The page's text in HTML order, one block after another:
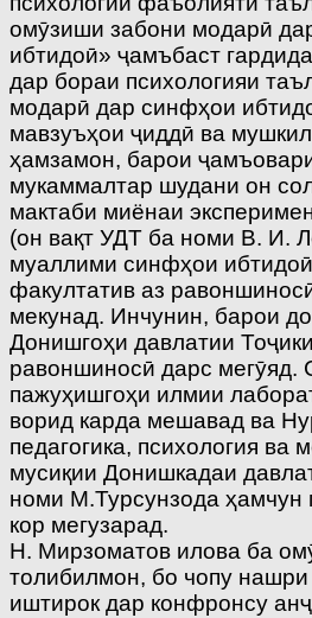
омӯзиши забони модарӣ
ибтидоӣ» ҷамъбаст
дар бораи психологияи
модарӣ дар синфҳои
мавзуъҳои ҷиддӣ ва
ҳамзамон, барои
мукаммалтар шудани он
мактаби миёнаи
(он вақт УДТ ба номи В. И.
муаллими синфҳои
факултатив аз
мекунад. Инчунин, барои
Донишгоҳи давлатии
равоншиносӣ дарс мегӯяд.
пажуҳишгоҳи илмии
ворид карда мешавад ва
педагогика, психология ва
мусиқии Донишкадаи
номи М.Турсунзода ҳамчун
кор мегузарад.
Н. Мирзоматов илова ба
толибилмон, бо чопу
иштирок дар конфронсу